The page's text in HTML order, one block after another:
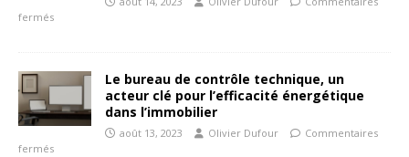
fermés
Le bureau de contrôle technique, un
acteur clé pour l’efficacité énergétique
dans l’immobilier
août 13, 2023 Olivier Dufour
Commentaires
fermés